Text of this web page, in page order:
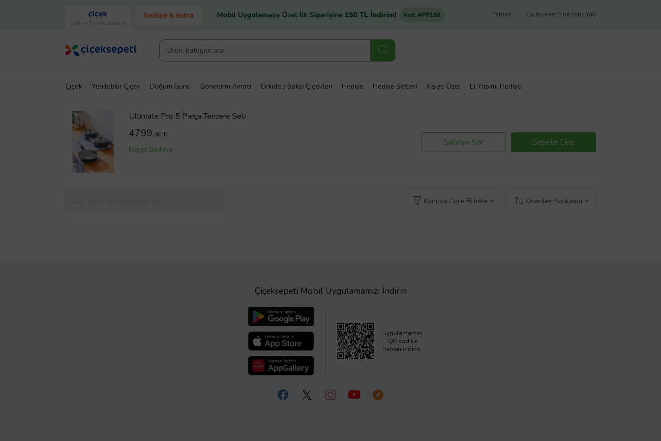
Çiçek ve Gurme Lezzetler
Çiçeksepeti'nde Satış Yap
Yardım
Çiçek Yenilebilir Çiçek Doğum Günü Gönderim Amacı Orkide / Saksı Çiçekleri Hediye Hediye Setleri Kişiye Özel El Yapımı Hediye
Ultimate Pro 5 Parça Tencere Seti
4799,90 TL
Kargo Bedava
Satıcıya Sor Sepete Ekle
Konuya Göre Filtrele Önerilen Sıralama
Çiçeksepeti Mobil Uygulamamızı İndirin
Uygulamamızı
QR kod ile
hemen indirin.